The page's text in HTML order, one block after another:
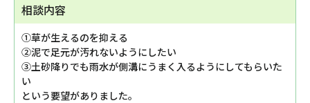
相談内容
①草が生えるのを抑える
②泥で足元が汚れないようにしたい
③土砂降りでも雨水が側溝にうまく入るようにしてもらいた
い
という要望がありました。